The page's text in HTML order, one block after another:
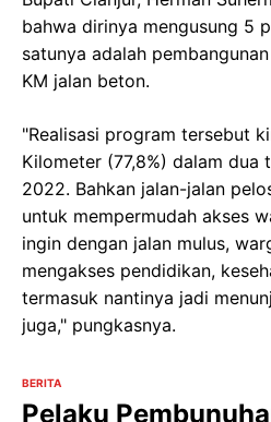
bahwa dirinya mengusung 5
satunya adalah
KM jalan beton.
"Realisasi program tersebut
Kilometer (77,8%) dalam dua
2022. Bahkan jalan-jalan
untuk mempermudah akses
ingin dengan jalan mulus,
mengakses pendidikan,
termasuk nantinya jadi
juga," pungkasnya.
BERITA
Pelaku